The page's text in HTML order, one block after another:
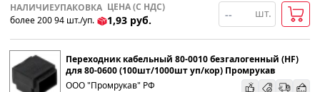
НАЛИЧИЕ
более 200
УПАКОВКА
94 шт./уп.
ЦЕНА (С НДС)
1,93 руб.
шт.
Переходник кабельный 80-0010 безгалогенный (HF)
для 80-0600 (100шт/1000шт уп/кор) Промрукав
ООО "Промрукав" РФ